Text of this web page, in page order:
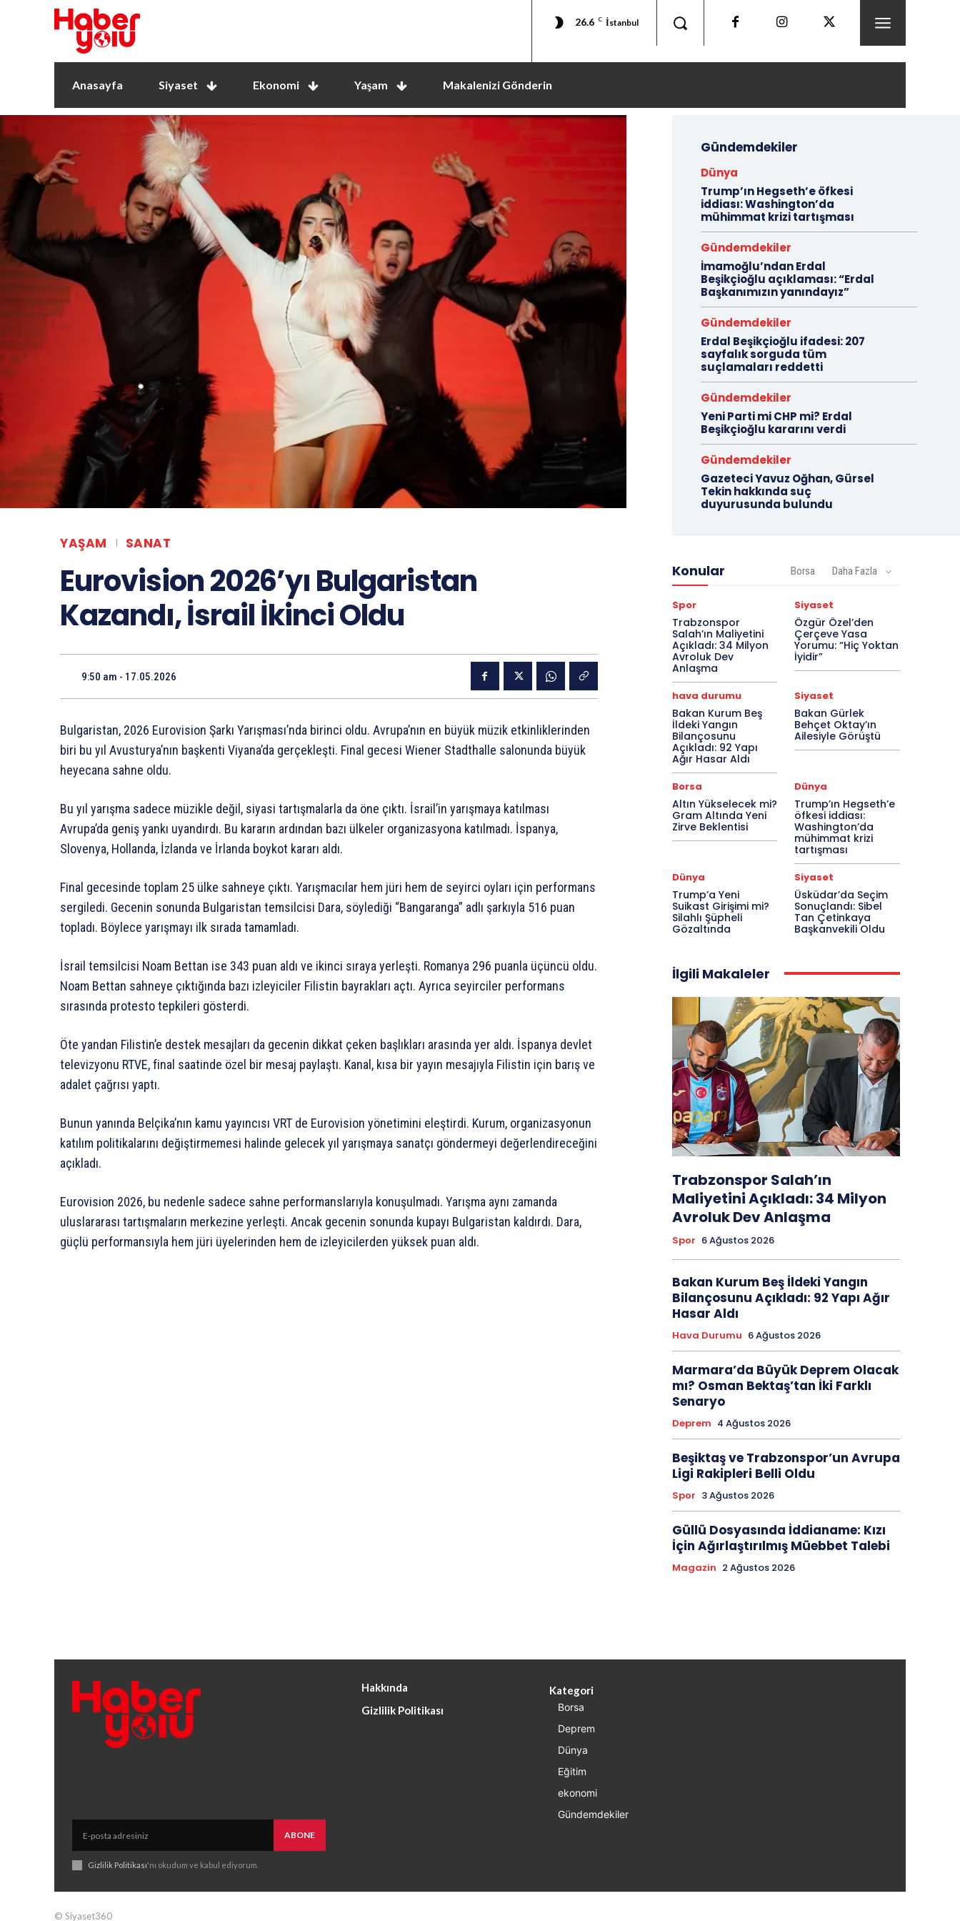
26.6 C İstanbul
Anasayfa Siyaset Ekonomi Yaşam Makalenizi Gönderin
YAŞAM SANAT
Eurovision 2026’yı Bulgaristan
Kazandı, İsrail İkinci Oldu
9:50 am - 17.05.2026
Bulgaristan, 2026 Eurovision Şarkı Yarışması’nda birinci oldu. Avrupa’nın en büyük müzik etkinliklerinden
biri bu yıl Avusturya’nın başkenti Viyana’da gerçekleşti. Final gecesi Wiener Stadthalle salonunda büyük
heyecana sahne oldu.
Bu yıl yarışma sadece müzikle değil, siyasi tartışmalarla da öne çıktı. İsrail’in yarışmaya katılması
Avrupa’da geniş yankı uyandırdı. Bu kararın ardından bazı ülkeler organizasyona katılmadı. İspanya,
Slovenya, Hollanda, İzlanda ve İrlanda boykot kararı aldı.
Final gecesinde toplam 25 ülke sahneye çıktı. Yarışmacılar hem jüri hem de seyirci oyları için performans
sergiledi. Gecenin sonunda Bulgaristan temsilcisi Dara, söylediği “Bangaranga” adlı şarkıyla 516 puan
topladı. Böylece yarışmayı ilk sırada tamamladı.
İsrail temsilcisi Noam Bettan ise 343 puan aldı ve ikinci sıraya yerleşti. Romanya 296 puanla üçüncü oldu.
Noam Bettan sahneye çıktığında bazı izleyiciler Filistin bayrakları açtı. Ayrıca seyirciler performans
sırasında protesto tepkileri gösterdi.
Öte yandan Filistin’e destek mesajları da gecenin dikkat çeken başlıkları arasında yer aldı. İspanya devlet
televizyonu RTVE, final saatinde özel bir mesaj paylaştı. Kanal, kısa bir yayın mesajıyla Filistin için barış ve
adalet çağrısı yaptı.
Bunun yanında Belçika’nın kamu yayıncısı VRT de Eurovision yönetimini eleştirdi. Kurum, organizasyonun
katılım politikalarını değiştirmemesi halinde gelecek yıl yarışmaya sanatçı göndermeyi değerlendireceğini
açıkladı.
Eurovision 2026, bu nedenle sadece sahne performanslarıyla konuşulmadı. Yarışma aynı zamanda
uluslararası tartışmaların merkezine yerleşti. Ancak gecenin sonunda kupayı Bulgaristan kaldırdı. Dara,
güçlü performansıyla hem jüri üyelerinden hem de izleyicilerden yüksek puan aldı.
Gündemdekiler
Dünya
Trump’ın Hegseth’e öfkesi
iddiası: Washington’da
mühimmat krizi tartışması
Gündemdekiler
İmamoğlu’ndan Erdal
Beşikçioğlu açıklaması: “Erdal
Başkanımızın yanındayız”
Gündemdekiler
Erdal Beşikçioğlu ifadesi: 207
sayfalık sorguda tüm
suçlamaları reddetti
Gündemdekiler
Yeni Parti mi CHP mi? Erdal
Beşikçioğlu kararını verdi
Gündemdekiler
Gazeteci Yavuz Oğhan, Gürsel
Tekin hakkında suç
duyurusunda bulundu
Konular Borsa Daha Fazla
Spor
Trabzonspor
Salah’ın Maliyetini
Açıkladı: 34 Milyon
Avroluk Dev
Anlaşma
Siyaset
Özgür Özel’den
Çerçeve Yasa
Yorumu: “Hiç Yoktan
İyidir”
hava durumu
Bakan Kurum Beş
İldeki Yangın
Bilançosunu
Açıkladı: 92 Yapı
Ağır Hasar Aldı
Siyaset
Bakan Gürlek
Behçet Oktay’ın
Ailesiyle Görüştü
Borsa
Altın Yükselecek mi?
Gram Altında Yeni
Zirve Beklentisi
Dünya
Trump’ın Hegseth’e
öfkesi iddiası:
Washington’da
mühimmat krizi
tartışması
Dünya
Trump’a Yeni
Suikast Girişimi mi?
Silahlı Şüpheli
Gözaltında
Siyaset
Üsküdar’da Seçim
Sonuçlandı: Sibel
Tan Çetinkaya
Başkanvekili Oldu
İlgili Makaleler
Trabzonspor Salah’ın
Maliyetini Açıkladı: 34 Milyon
Avroluk Dev Anlaşma
Spor 6 Ağustos 2026
Bakan Kurum Beş İldeki Yangın
Bilançosunu Açıkladı: 92 Yapı Ağır
Hasar Aldı
Hava Durumu 6 Ağustos 2026
Marmara’da Büyük Deprem Olacak
mı? Osman Bektaş’tan İki Farklı
Senaryo
Deprem 4 Ağustos 2026
Beşiktaş ve Trabzonspor’un Avrupa
Ligi Rakipleri Belli Oldu
Spor 3 Ağustos 2026
Güllü Dosyasında İddianame: Kızı
İçin Ağırlaştırılmış Müebbet Talebi
Magazin 2 Ağustos 2026
ABONE
Gizlilik Politikası'nı okudum ve kabul ediyorum.
Hakkında
Gizlilik Politikası
Kategori
Borsa
Deprem
Dünya
Eğitim
ekonomi
Gündemdekiler
© Siyaset360